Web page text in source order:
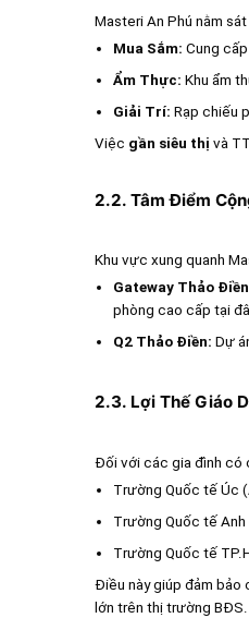
Masteri An Phú nằm sát
Mua Sắm: Cung
Ẩm Thực: Khu ẩm
Giải Trí: Rạp chiếu
Việc gần siêu thị và
2.2. Tâm Điểm
Khu vực xung quanh
Gateway Thảo
phòng cao cấp tại
Q2 Thảo Điền: Dự
2.3. Lợi Thế Giáo
Đối với các gia đình có
Trường Quốc tế Úc
Trường Quốc tế Anh
Trường Quốc tế
Điều này giúp đảm bảo
lớn trên thị trường BĐS.